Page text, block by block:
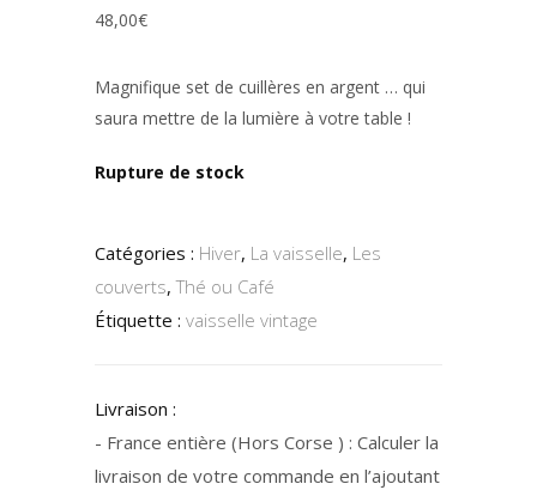
48,00€
Magnifique set de cuillères en argent … qui
saura mettre de la lumière à votre table !
Rupture de stock
Catégories : Hiver, La vaisselle, Les
couverts,Thé ou Café
Étiquette : vaisselle vintage
Livraison :
- France entière (Hors Corse ) : Calculer la
livraison de votre commande en l’ajoutant